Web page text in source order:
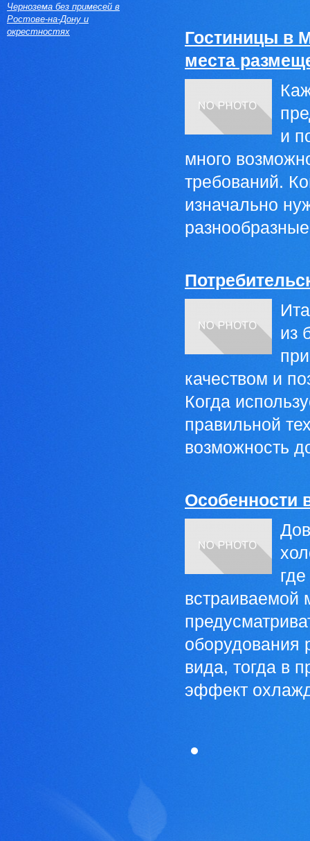
Гостиницы в
места
и
много
требований.
изначально
из
качеством и
Когда
правильной
возможность
Особенности
встраиваемой
оборудования
вида, тогда в
эффект
Чернозема без примесей в
Ростове-на-Дону и
окрестностях